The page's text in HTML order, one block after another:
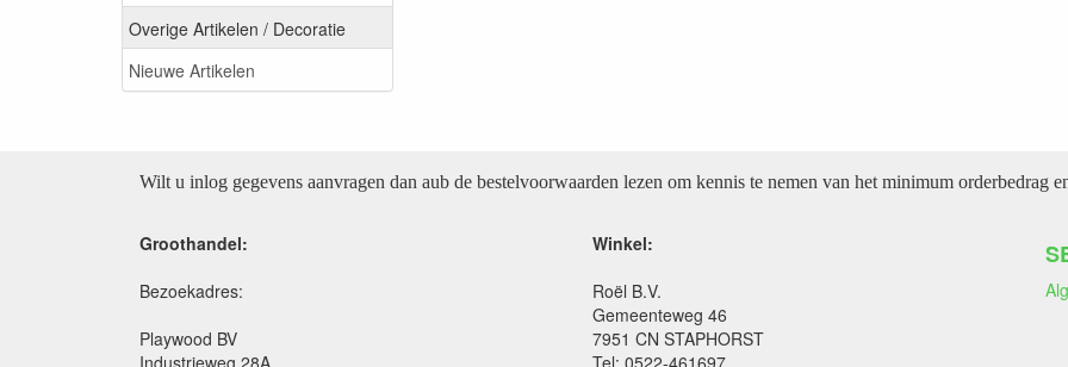
Overige Artikelen / Decoratie
Nieuwe Artikelen
Wilt u inlog gegevens aanvragen dan aub de bestelvoorwaarden lezen om kennis te nemen van het minimum orderbedrag
Groothandel:
Bezoekadres:
Playwood BV
Industrieweg 28A
Winkel:
Roël B.V.
Gemeenteweg 46
7951 CN STAPHORST
Tel: 0522-461697